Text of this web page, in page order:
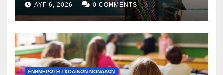
ΑΥΓ 6, 2026 0 COMMENTS
ΕΝΗΜΕΡΩΣΗ ΣΧΟΛΙΚΩΝ ΜΟΝΑΔΩΝ